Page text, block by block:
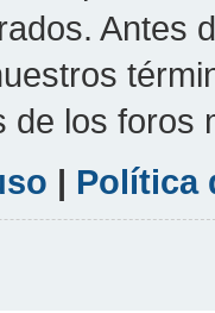
Antes
de los foros
| Política